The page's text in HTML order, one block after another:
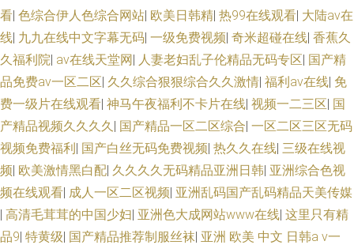
看| 色综合伊人色综合网站| 欧美日韩精| 热99在线观看| 大陆av在
线| 九九在线中文字幕无码| 一级免费视频| 奇米超碰在线| 香蕉久
久福利院| av在线天堂网| 人妻老妇乱子伦精品无码专区| 国产精
品免费av一区二区| 久久综合狠狠综合久久激情| 福利av在线| 免
费一级片在线观看| 神马午夜福利不卡片在线| 视频一二三区| 国
产精品视频久久久久| 国产精品一区二区综合| 一区二区三区无码
视频免费福利| 国产白丝无码免费视频| 热久久在线| 三级在线视
频| 欧美激情黑白配| 久久久久无码精品亚洲日韩| 亚洲综合色视
频在线观看| 成人一区二区视频| 亚洲乱码国产乱码精品天美传媒
| 高清毛茸茸的中国少妇| 亚洲色大成网站www在线| 这里只有精
品9| 特黄级| 国产精品推荐制服丝袜| 亚洲 欧美 中文 日韩a v一